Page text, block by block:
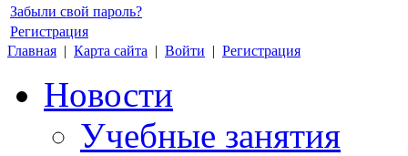
Забыли свой пароль?
Регистрация
Главная | Карта сайта | Войти | Регистрация
Новости
Учебные занятия